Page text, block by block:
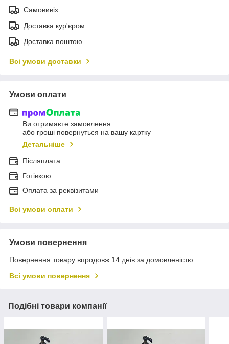
Самовивіз
Доставка кур'єром
Доставка поштою
Всі умови доставки
Умови оплати
Ви отримаєте замовлення
або гроші повернуться на вашу картку
Детальніше
Післяплата
Готівкою
Оплата за реквізитами
Всі умови оплати
Умови повернення
Повернення товару впродовж 14 днів за домовленістю
Всі умови повернення
Подібні товари компанії